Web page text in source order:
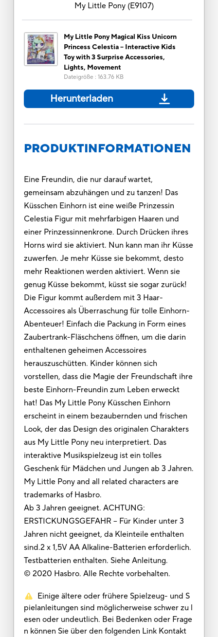
My Little Pony(E9107)
My Little Pony Magical Kiss Unicorn
Princess Celestia -- Interactive Kids
Toy with 3 Surprise Accessories,
Lights, Movement
Dateigröße : 163.76 KB
Herunterladen
PRODUKTINFORMATIONEN
Eine Freundin, die nur darauf wartet,
gemeinsam abzuhängen und zu tanzen! Das
Küsschen Einhorn ist eine weiße Prinzessin
Celestia Figur mit mehrfarbigen Haaren und
einer Prinzessinnenkrone. Durch Drücken ihres
Horns wird sie aktiviert. Nun kann man ihr Küsse
zuwerfen. Je mehr Küsse sie bekommt, desto
mehr Reaktionen werden aktiviert. Wenn sie
genug Küsse bekommt, küsst sie sogar zurück!
Die Figur kommt außerdem mit 3 Haar-
Accessoires als Überraschung für tolle Einhorn-
Abenteuer! Einfach die Packung in Form eines
Zaubertrank-Fläschchens öffnen, um die darin
enthaltenen geheimen Accessoires
herauszuschütten. Kinder können sich
vorstellen, dass die Magie der Freundschaft ihre
beste Einhorn-Freundin zum Leben erweckt
hat! Das My Little Pony Küsschen Einhorn
erscheint in einem bezaubernden und frischen
Look, der das Design des originalen Charakters
aus My Little Pony neu interpretiert. Das
interaktive Musikspielzeug ist ein tolles
Geschenk für Mädchen und Jungen ab 3 Jahren.
My Little Pony and all related characters are
trademarks of Hasbro.
Ab 3 Jahren geeignet. ACHTUNG:
ERSTICKUNGSGEFAHR – Für Kinder unter 3
Jahren nicht geeignet, da Kleinteile enthalten
sind.2 x 1,5V AA Alkaline-Batterien erforderlich.
Testbatterien enthalten. Siehe Anleitung.
© 2020 Hasbro. Alle Rechte vorbehalten.
Einige ältere oder frühere Spielzeug- und S
pielanleitungen sind möglicherweise schwer zu l
esen oder undeutlich. Bei Bedenken oder Frage
n können Sie über den folgenden Link Kontakt